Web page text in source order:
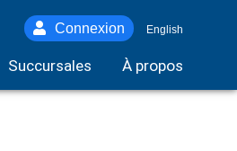
Connexion English
Succursales À propos